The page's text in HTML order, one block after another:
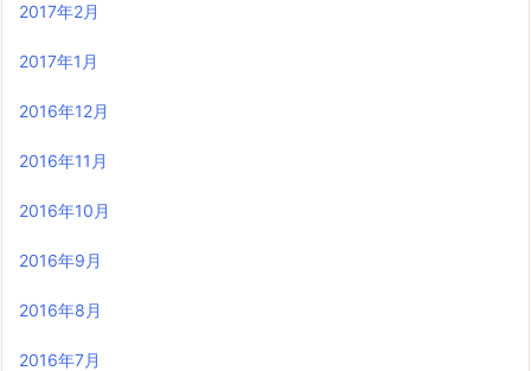
2017年2月
2017年1月
2016年12月
2016年11月
2016年10月
2016年9月
2016年8月
2016年7月